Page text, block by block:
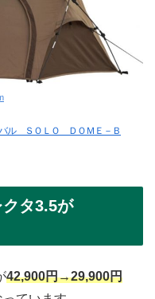
ル ＳＯＬＯ ＤＯＭＥ－Ｂ
タ3.5が
42,900円→29,900円